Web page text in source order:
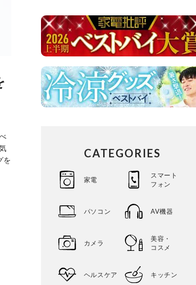
を
CATEGORIES
家電
スマート
フォン
パソコン AV機器
カメラ
美容・
コスメ
ヘルスケア キッチン